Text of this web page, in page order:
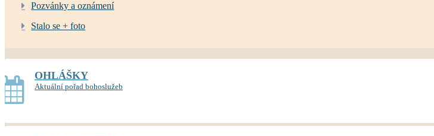
Pozvánky a oznámení
Stalo se + foto
OHLÁŠKY
Aktuální pořad bohoslužeb